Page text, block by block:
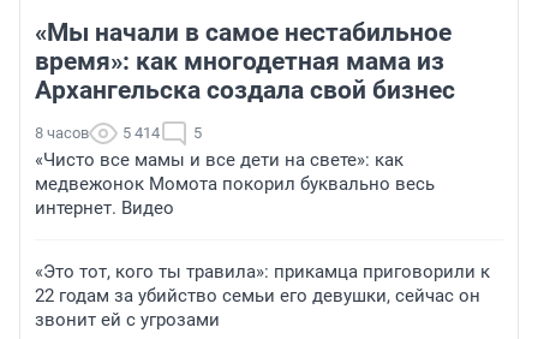
«Мы начали в самое нестабильное
время»: как многодетная мама из
Архангельска создала свой бизнес
8 часов 5 414 5
«Чисто все мамы и все дети на свете»: как
медвежонок Момота покорил буквально весь
интернет. Видео
«Это тот, кого ты травила»: прикамца приговорили к
22 годам за убийство семьи его девушки, сейчас он
звонит ей с угрозами